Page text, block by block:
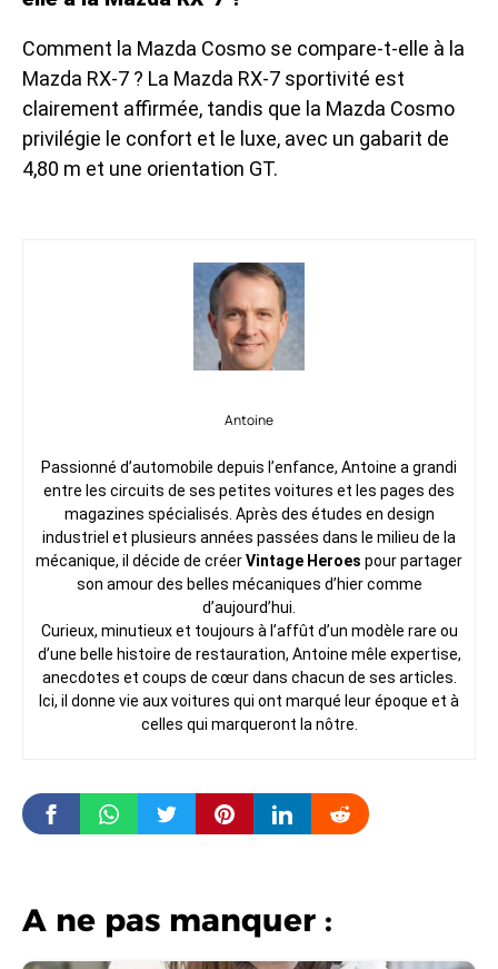
Comment la Mazda Cosmo se compare-t-elle à la
Mazda RX-7 ? La Mazda RX-7 sportivité est
clairement affirmée, tandis que la Mazda Cosmo
privilégie le confort et le luxe, avec un gabarit de
4,80 m et une orientation GT.
Antoine
Passionné d’automobile depuis l’enfance, Antoine a grandi
entre les circuits de ses petites voitures et les pages des
magazines spécialisés. Après des études en design
industriel et plusieurs années passées dans le milieu de la
mécanique, il décide de créerVintage Heroes pour partager
son amour des belles mécaniques d’hier comme
d’aujourd’hui.
Curieux, minutieux et toujours à l’affût d’un modèle rare ou
d’une belle histoire de restauration, Antoine mêle expertise,
anecdotes et coups de cœur dans chacun de ses articles.
Ici, il donne vie aux voitures qui ont marqué leur époque et à
celles qui marqueront la nôtre.
A ne pas manquer :